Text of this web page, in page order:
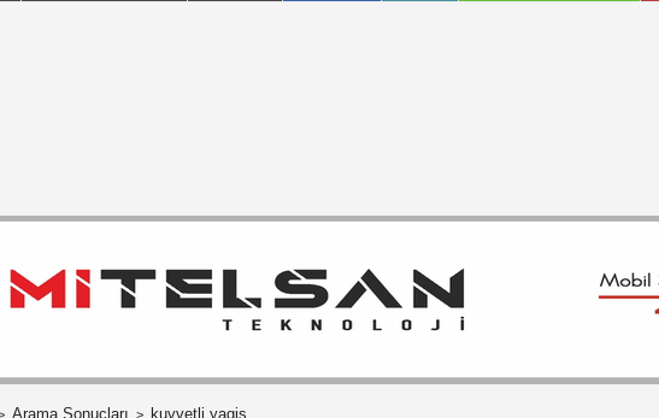
Arama Sonuçları kuvvetli yagis